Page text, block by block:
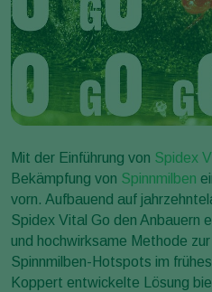
Mit der Einführung von Spidex
Bekämpfung von Spinnmilben
vorn. Aufbauend auf
Spidex Vital Go den Anbauern
und hochwirksame Methode
Spinnmilben-Hotspots im
Koppert entwickelte Lösung